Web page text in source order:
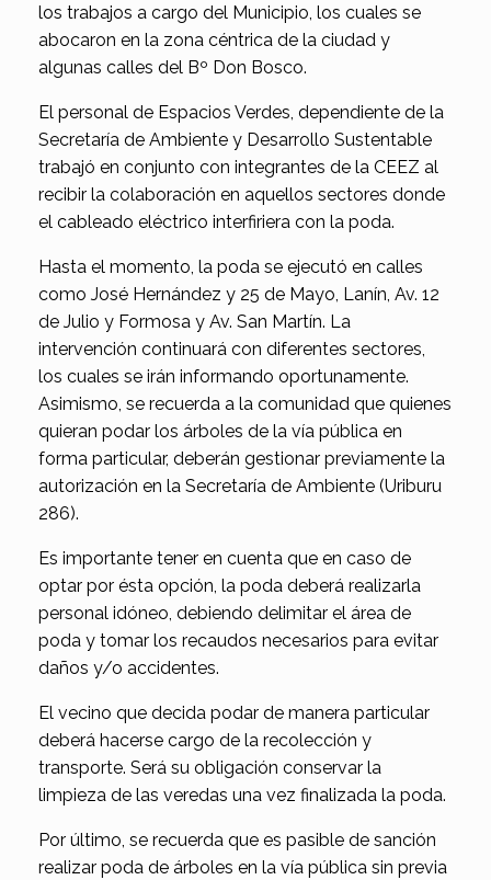
los trabajos a cargo del Municipio, los cuales se
abocaron en la zona céntrica de la ciudad y
algunas calles del Bº Don Bosco.
El personal de Espacios Verdes, dependiente de la
Secretaría de Ambiente y Desarrollo Sustentable
trabajó en conjunto con integrantes de la CEEZ al
recibir la colaboración en aquellos sectores donde
el cableado eléctrico interfiriera con la poda.
Hasta el momento, la poda se ejecutó en calles
como José Hernández y 25 de Mayo, Lanín, Av. 12
de Julio y Formosa y Av. San Martín. La
intervención continuará con diferentes sectores,
los cuales se irán informando oportunamente.
Asimismo, se recuerda a la comunidad que quienes
quieran podar los árboles de la vía pública en
forma particular, deberán gestionar previamente la
autorización en la Secretaría de Ambiente (Uriburu
286).
Es importante tener en cuenta que en caso de
optar por ésta opción, la poda deberá realizarla
personal idóneo, debiendo delimitar el área de
poda y tomar los recaudos necesarios para evitar
daños y/o accidentes.
El vecino que decida podar de manera particular
deberá hacerse cargo de la recolección y
transporte. Será su obligación conservar la
limpieza de las veredas una vez finalizada la poda.
Por último, se recuerda que es pasible de sanción
realizar poda de árboles en la vía pública sin previa